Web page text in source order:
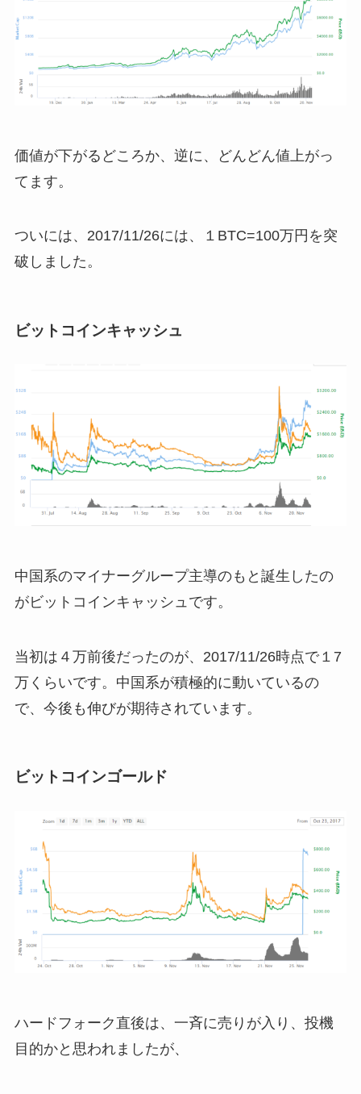
価値が下がるどころか、逆に、どんどん値上がっ
てます。
ついには、2017/11/26には、１BTC=100万円を突
破しました。
ビットコインキャッシュ
中国系のマイナーグループ主導のもと誕生したの
がビットコインキャッシュです。
当初は４万前後だったのが、2017/11/26時点で１7
万くらいです。中国系が積極的に動いているの
で、今後も伸びが期待されています。
ビットコインゴールド
ハードフォーク直後は、一斉に売りが入り、投機
目的かと思われましたが、